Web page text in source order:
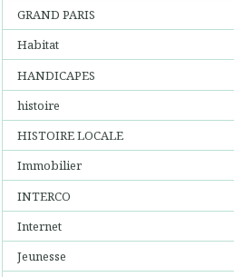
GRAND PARIS
Habitat
HANDICAPES
histoire
HISTOIRE LOCALE
Immobilier
INTERCO
Internet
Jeunesse